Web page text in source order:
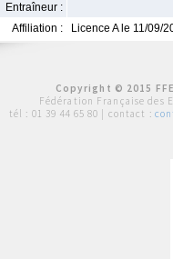
Entraîneur :
Affiliation :
Licence A le 11/09/
Copyright © 2015
Fédération Française des
tél : 01 39 44 65 80 | contact :